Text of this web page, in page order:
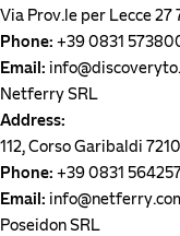
Via Prov.le per Lecce
Phone: +39 0831
Email:
Netferry SRL
Address:
112, Corso Garibaldi
Phone: +39 0831
Email:
Poseidon SRL